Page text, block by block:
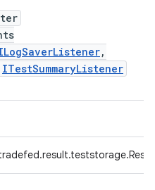
,
ITestSummaryListener